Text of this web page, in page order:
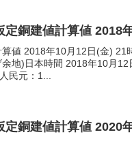
定銅建値計算値 2018
値 2018年10月12日(金) 21
余地)日本時間 2018年10月
民元：1...
定銅建値計算値 2020